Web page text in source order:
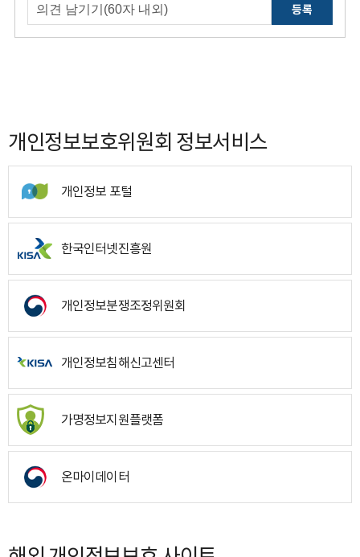
등록
개인정보보호위원회 정보서비스
개인정보 포털
한국인터넷진흥원
개인정보분쟁조정위원회
개인정보침해신고센터
가명정보지원플랫폼
온마이데이터